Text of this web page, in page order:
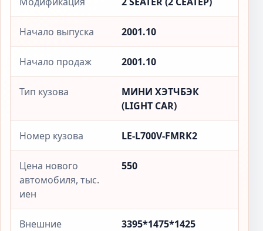
Начало выпуска 2001.10
Начало продаж 2001.10
Тип кузова
МИНИ ХЭТЧБЭК
(LIGHT CAR)
Номер кузова LE-L700V-FMRK2
Цена нового
автомобиля, тыс.
иен
550
Внешние
3395*1475*1425